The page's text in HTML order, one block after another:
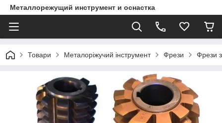
Металлорежущий инструмент и оснастка
Товари Металоріжучий інструмент Фрези Фрези